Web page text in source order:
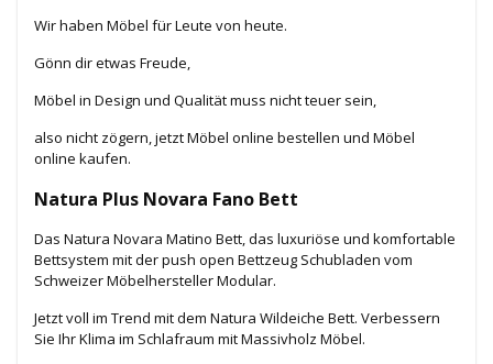
Wir haben Möbel für Leute von heute.
Gönn dir etwas Freude,
Möbel in Design und Qualität muss nicht teuer sein,
also nicht zögern, jetzt Möbel online bestellen und Möbel
online kaufen.
Natura Plus Novara Fano Bett
Das Natura Novara Matino Bett, das luxuriöse und komfortable
Bettsystem mit der push open Bettzeug Schubladen vom
Schweizer Möbelhersteller Modular.
Jetzt voll im Trend mit dem Natura Wildeiche Bett. Verbessern
Sie Ihr Klima im Schlafraum mit Massivholz Möbel.